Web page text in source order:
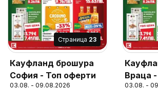
Cтраница 23
Кауфланд брошура
София - Топ оферти
03.08. - 09.08.2026
Враца
03.08. -